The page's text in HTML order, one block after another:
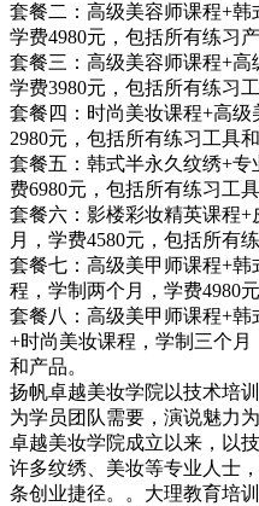
套餐二：高级美容师课程+韩
学费4980元，包括所有练习
套餐三：高级美容师课程+高
学费3980元，包括所有练习
套餐四：时尚美妆课程+高
2980元，包括所有练习工具和
套餐五：韩式半永久纹绣+
费6980元，包括所有练习工具
套餐六：影楼彩妆精英课程
月，学费4580元，包括所有
套餐七：高级美甲师课程+
程，学制两个月，学费4980
套餐八：高级美甲师课程+
+时尚美妆课程，学制三个月
和产品。
扬帆卓越美妆学院以技术培
为学员团队需要，演说魅力
卓越美妆学院成立以来，以
许多纹绣、美妆等专业人士
条创业捷径。。大理教育培训